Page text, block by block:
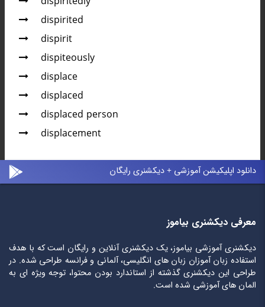
dispirited
dispirit
dispiteously
displace
displaced
displaced person
displacement
دانلود اپلیکیشن آموزشی + دیکشنری رایگان
معرفی دیکشنری بیاموز
دیکشنری آموزشی بیاموز، یک دیکشنری آنلاین و رایگان است که با هدف
استفاده زبان آموزان زبان های انگلیسی، آلمانی و فرانسه طراحی شده. در
طراحی این دیکشنری گذشته از استاندارد بودن محتوا، توجه ویژه ای به
المان های آموزشی شده است.